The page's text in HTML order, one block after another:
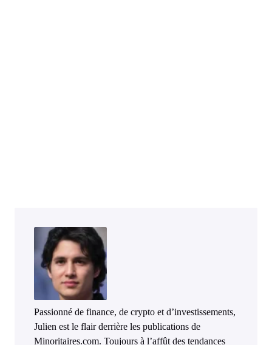
Passionné de finance, de crypto et d’investissements,
Julien est le flair derrière les publications de
Minoritaires.com. Toujours à l’affût des tendances